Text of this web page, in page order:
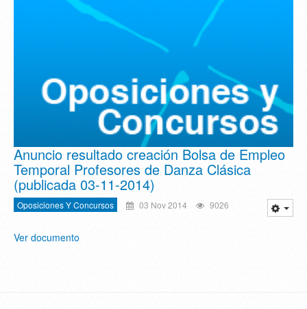
Anuncio resultado creación Bolsa de Empleo
Temporal Profesores de Danza Clásica
(publicada 03-11-2014)
Oposiciones Y Concursos 03 Nov 2014 9026
Ver documento